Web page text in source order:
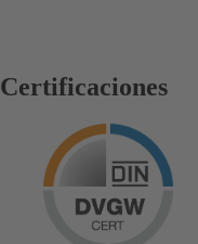
Certificaciones